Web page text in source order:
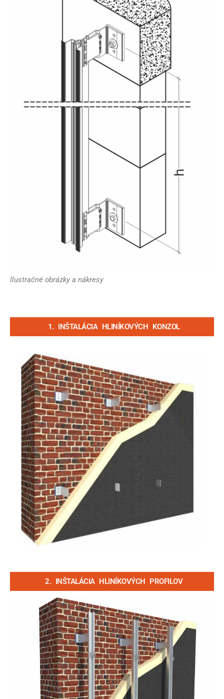
Ilustračné obrázky a nákresy
1. INŠTALÁCIA HLINÍKOVÝCH KONZOL
2. INŠTALÁCIA HLINÍKOVÝCH PROFILOV